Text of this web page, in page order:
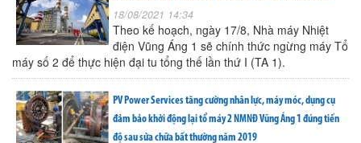
18/08/2021 14:34
Theo kế hoạch, ngày 17/8, Nhà máy Nhiệt
điện Vũng Áng 1 sẽ chính thức ngừng máy Tổ
máy số 2 để thực hiện đại tu tổng thế lần thứ I (TA 1).
PV Power Services tăng cường nhân lực, máy móc, dụng cụ
đảm bảo khởi động lại tổ máy 2 NMNĐ Vũng Áng 1 đúng tiến
độ sau sửa chữa bất thường năm 2019